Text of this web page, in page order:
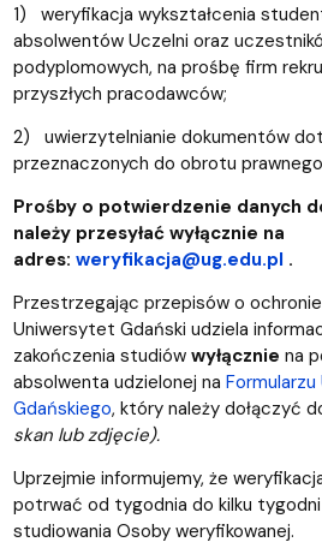
1) weryfikacja wykształcenia
absolwentów Uczelni oraz
podyplomowych, na prośbę firm
przyszłych pracodawców;
2) uwierzytelnianie dokumentów
przeznaczonych do obrotu
Prośby o potwierdzenie danych
należy przesyłać wyłącznie na
adres: weryfikacja@ug.edu.pl .
Przestrzegając przepisów o
Uniwersytet Gdański udziela
zakończenia studiów wyłącznie na
absolwenta udzielonej na
Gdańskiego, który należy dołączyć
skan lub zdjęcie).
Uprzejmie informujemy, że
potrwać od tygodnia do kilku
studiowania Osoby weryfikowanej.